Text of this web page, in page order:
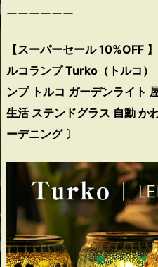
ーーーーーー
【スーパーセール 10%OFF
ルコランプ Turko（トルコ
ンプ トルコ ガーデンライト
生活 ステンドグラス 自動 か
ーデニング 〕